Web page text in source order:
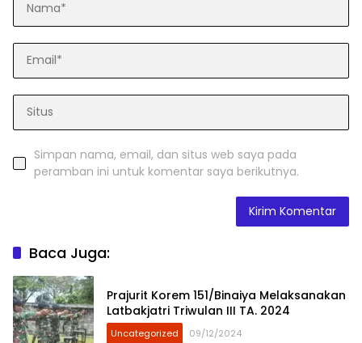
Simpan nama, email, dan situs web saya pada
peramban ini untuk komentar saya berikutnya.
Baca Juga:
Prajurit Korem 151/Binaiya Melaksanakan
Latbakjatri Triwulan III TA. 2024
Uncategorized 09/12/2024